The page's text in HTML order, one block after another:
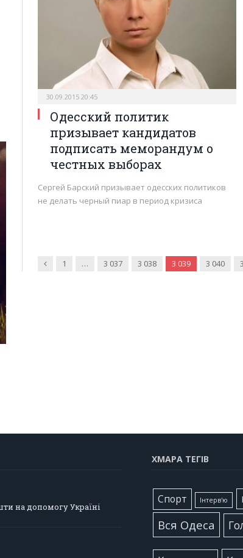
30.09.2015 20:45
Одесский политик
призывает кандидатов
подписать меморандум о
честных выборах
Сергей Барский призывает одесских политиков
не делать черный пиар в период кризиса
Попередня
1 … 3 037 3 038 3 039 3 040
на допомогу Україні
ХМАРА ТЕГІВ
Cпорт Інтерв'ю
Вся Одеса